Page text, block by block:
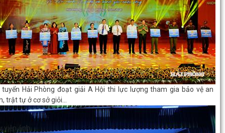
Hải Phòng đoạt giải A Hội thi lực lượng tham gia bảo vệ an
trật tự ở cơ sở giỏi...
viện ảnh